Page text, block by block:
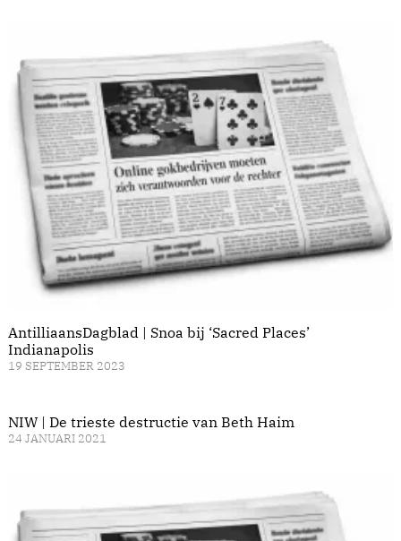
AntilliaansDagblad | Snoa bij ‘Sacred Places’
Indianapolis
19 SEPTEMBER 2023
NIW | De trieste destructie van Beth Haim
24 JANUARI 2021